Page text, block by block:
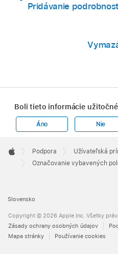
Pridávanie
Boli tieto informácie
Áno Nie
Footer

Apple
Podpora
Užívateľská
Označovanie vybavených
Slovensko
Copyright © 2026 Apple Inc. Všetky
Zásady ochrany osobných údajov
Mapa stránky
Používanie cookies